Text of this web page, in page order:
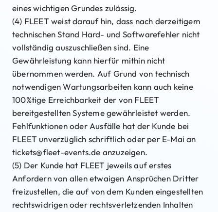
eines wichtigen Grundes zulässig.
(4) FLEET weist darauf hin, dass nach derzeitigem
technischen Stand Hard- und Softwarefehler nicht
vollständig auszuschließen sind. Eine
Gewährleistung kann hierfür mithin nicht
übernommen werden. Auf Grund von technisch
notwendigen Wartungsarbeiten kann auch keine
100%tige Erreichbarkeit der von FLEET
bereitgestellten Systeme gewährleistet werden.
Fehlfunktionen oder Ausfälle hat der Kunde bei
FLEET unverzüglich schriftlich oder per E-Mai an
tickets@fleet-events.de anzuzeigen.
(5) Der Kunde hat FLEET jeweils auf erstes
Anfordern von allen etwaigen Ansprüchen Dritter
freizustellen, die auf von dem Kunden eingestellten
rechtswidrigen oder rechtsverletzenden Inhalten